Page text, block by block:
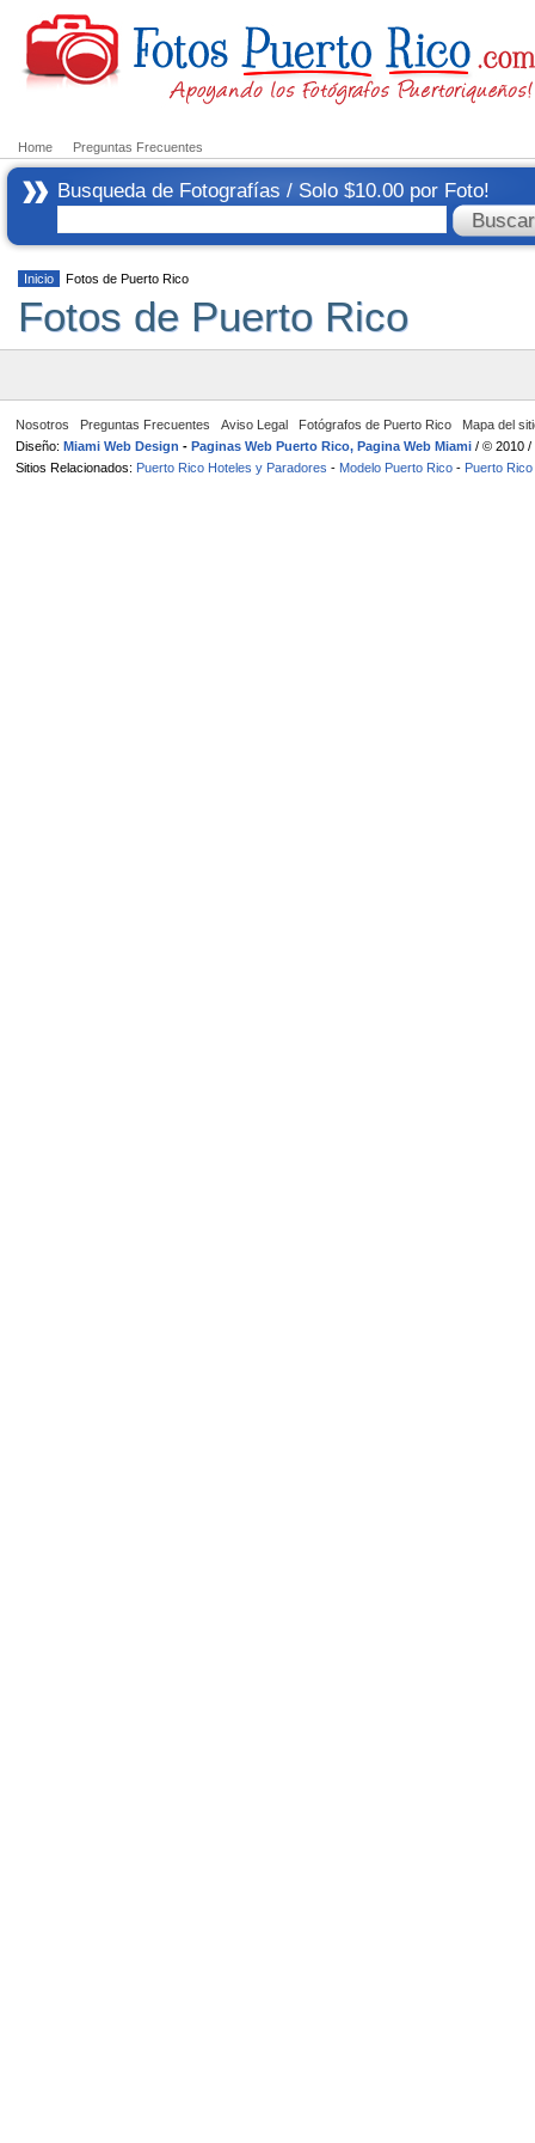
Home Preguntas Frecuentes
Busqueda de Fotografías / Solo $10.00 por Foto!
Inicio Fotos de Puerto Rico
Fotos de Puerto Rico
Nosotros Preguntas Frecuentes Aviso Legal Fotógrafos de Puerto Rico
Mapa del
Diseño: Miami Web Design - Paginas Web Puerto Rico, Pagina Web Miami / © 2010 /
Sitios Relacionados: Puerto Rico Hoteles y Paradores - Modelo Puerto Rico - Puerto